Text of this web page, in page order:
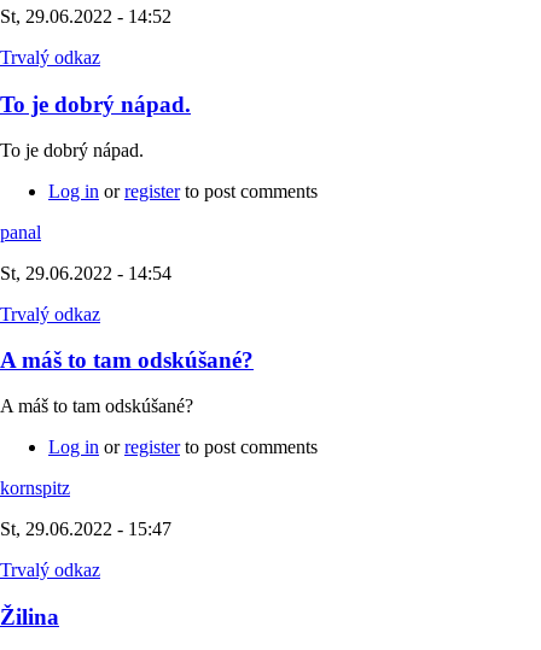
St, 29.06.2022 - 14:52
Trvalý odkaz
To je dobrý nápad.
To je dobrý nápad.
Log in orregisterto post comments
panal
St, 29.06.2022 - 14:54
Trvalý odkaz
A máš to tam odskúšané?
A máš to tam odskúšané?
Log in orregisterto post comments
kornspitz
St, 29.06.2022 - 15:47
Trvalý odkaz
Žilina